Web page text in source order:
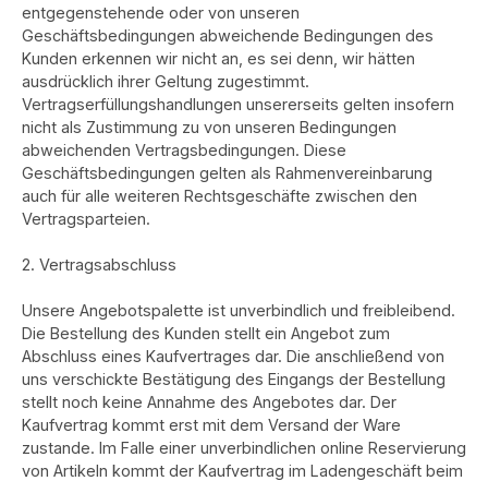
entgegenstehende oder von unseren
Geschäftsbedingungen abweichende Bedingungen des
Kunden erkennen wir nicht an, es sei denn, wir hätten
ausdrücklich ihrer Geltung zugestimmt.
Vertragserfüllungshandlungen unsererseits gelten insofern
nicht als Zustimmung zu von unseren Bedingungen
abweichenden Vertragsbedingungen. Diese
Geschäftsbedingungen gelten als Rahmenvereinbarung
auch für alle weiteren Rechtsgeschäfte zwischen den
Vertragsparteien.
2. Vertragsabschluss
Unsere Angebotspalette ist unverbindlich und freibleibend.
Die Bestellung des Kunden stellt ein Angebot zum
Abschluss eines Kaufvertrages dar. Die anschließend von
uns verschickte Bestätigung des Eingangs der Bestellung
stellt noch keine Annahme des Angebotes dar. Der
Kaufvertrag kommt erst mit dem Versand der Ware
zustande. Im Falle einer unverbindlichen online Reservierung
von Artikeln kommt der Kaufvertrag im Ladengeschäft beim